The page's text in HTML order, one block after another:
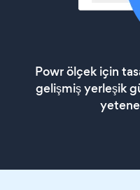
Powr ölçek için
gelişmiş yerleşik